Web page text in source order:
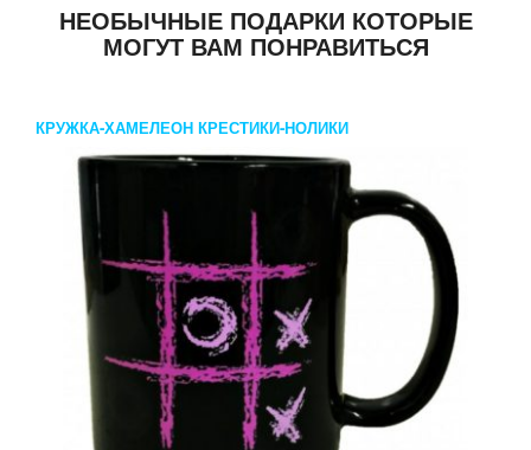
НЕОБЫЧНЫЕ ПОДАРКИ КОТОРЫЕ
МОГУТ ВАМ ПОНРАВИТЬСЯ
КРУЖКА-ХАМЕЛЕОН КРЕСТИКИ-НОЛИКИ